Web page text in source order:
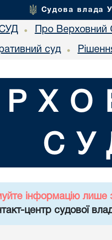
Судова влада
• Про Верховний
суд •
інформацію лише
центр судової